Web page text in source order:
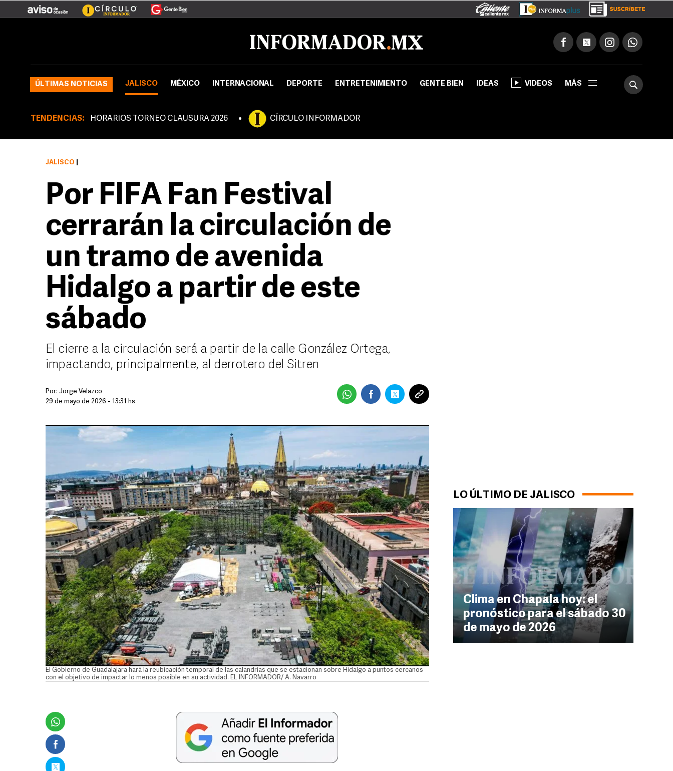
ÚLTIMAS NOTICIAS JALISCO MÉXICO INTERNACIONAL DEPORTE ENTRETENIMIENTO GENTE BIEN IDEAS VIDEOS MÁS
TENDENCIAS: HORARIOS TORNEO CLAUSURA 2026 CÍRCULO INFORMADOR
LO ÚLTIMO DE JALISCO
Clima en Chapala hoy: el
pronóstico para el sábado 30
de mayo de 2026
JALISCO
Por FIFA Fan Festival
cerrarán la circulación de
un tramo de avenida
Hidalgo a partir de este
sábado
El cierre a la circulación será a partir de la calle González Ortega,
impactando, principalmente, al derrotero del Sitren
Por: Jorge Velazco
29 de mayo de 2026 - 13:31 hs
El Gobierno de Guadalajara hará la reubicación temporal de las calandrias que se estacionan sobre Hidalgo a puntos cercanos
con el objetivo de impactar lo menos posible en su actividad. EL INFORMADOR/ A. Navarro